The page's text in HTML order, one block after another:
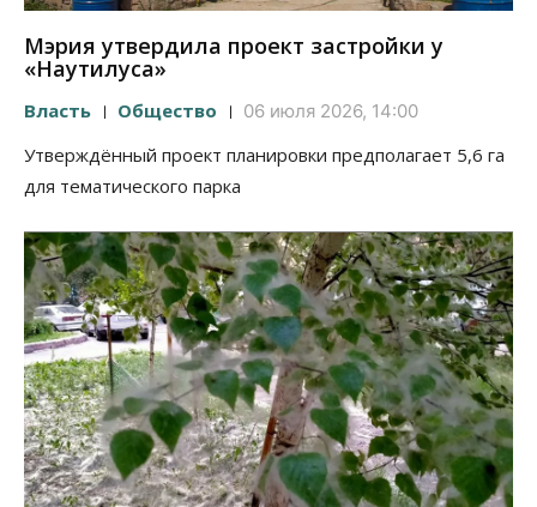
Мэрия утвердила проект застройки у
«Наутилуса»
Власть Общество 06 июля 2026, 14:00
Утверждённый проект планировки предполагает 5,6 га
для тематического парка